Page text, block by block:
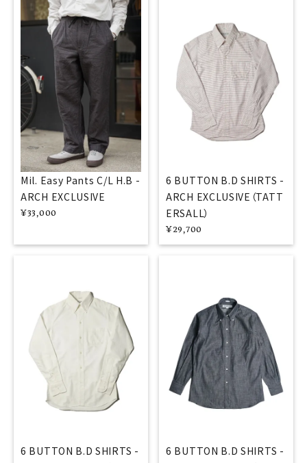
Mil. Easy Pants C/L H.B -
ARCH EXCLUSIVE
¥33,000
6 BUTTON B.D SHIRTS -
ARCH EXCLUSIVE（TATT
ERSALL）
¥29,700
6 BUTTON B.D SHIRTS -
6 BUTTON B.D SHIRTS -